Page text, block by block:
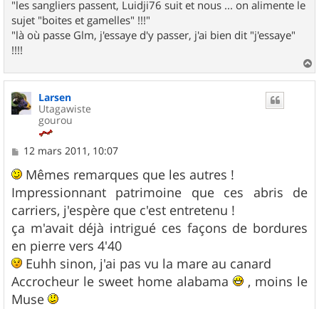
"les sangliers passent, Luidji76 suit et nous ... on alimente le
sujet "boites et gamelles" !!!"
"là où passe Glm, j'essaye d'y passer, j'ai bien dit "j'essaye"
!!!!
a
Larsen
Utagawiste
gourou
M
s
a
g
e
12 mars 2011, 10:07
Mêmes remarques que les autres !
Impressionnant patrimoine que ces abris de
carriers, j'espère que c'est entretenu !
ça m'avait déjà intrigué ces façons de bordures
en pierre vers 4'40
Euhh sinon, j'ai pas vu la mare au canard
Accrocheur le sweet home alabama
, moins le
Muse